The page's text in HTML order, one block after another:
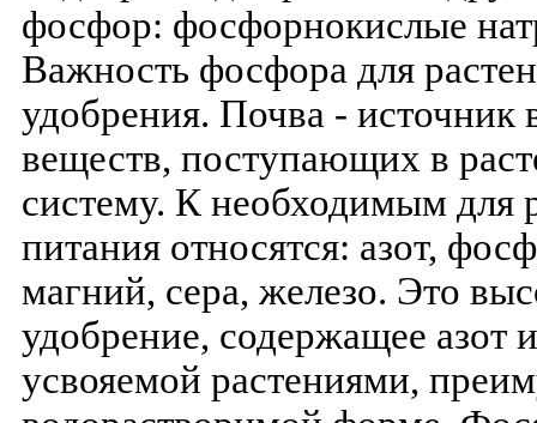
фосфор: фосфорнокислые
Важность фосфора для
удобрения. Почва - источник
веществ, поступающих в
систему. К необходимым для
питания относятся: азот,
магний, сера, железо. Это
удобрение, содержащее азот
усвояемой растениями,